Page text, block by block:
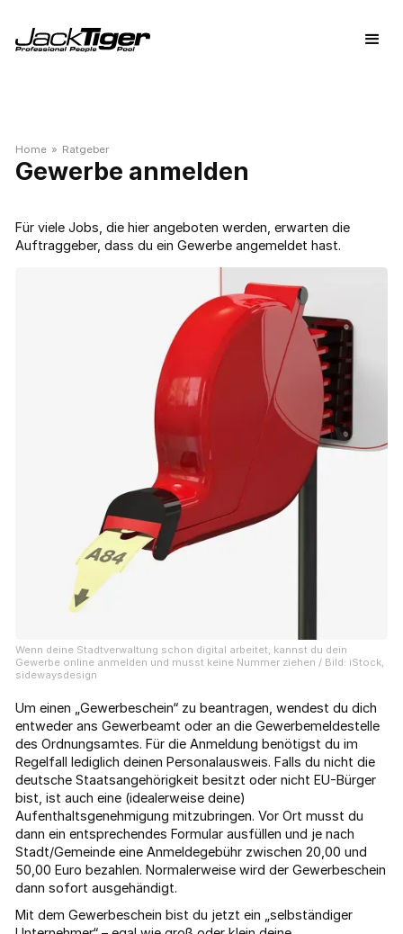
Home » Ratgeber
Gewerbe anmelden
Für viele Jobs, die hier angeboten werden, erwarten die
Auftraggeber, dass du ein Gewerbe angemeldet hast.
Wenn deine Stadtverwaltung schon digital arbeitet, kannst du dein
Gewerbe online anmelden und musst keine Nummer ziehen / Bild: iStock,
sidewaysdesign
Um einen „Gewerbeschein“ zu beantragen, wendest du dich
entweder ans Gewerbeamt oder an die Gewerbemeldestelle
des Ordnungsamtes. Für die Anmeldung benötigst du im
Regelfall lediglich deinen Personalausweis. Falls du nicht die
deutsche Staatsangehörigkeit besitzt oder nicht EU-Bürger
bist, ist auch eine (idealerweise deine)
Aufenthaltsgenehmigung mitzubringen. Vor Ort musst du
dann ein entsprechendes Formular ausfüllen und je nach
Stadt/Gemeinde eine Anmeldegebühr zwischen 20,00 und
50,00 Euro bezahlen. Normalerweise wird der Gewerbeschein
dann sofort ausgehändigt.
Mit dem Gewerbeschein bist du jetzt ein „selbständiger